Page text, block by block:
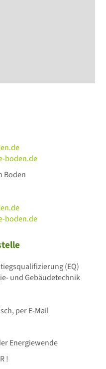
boden.de
Boden
boden.de
(EQ)
und Gebäudetechnik
per E-Mail
Energiewende
!